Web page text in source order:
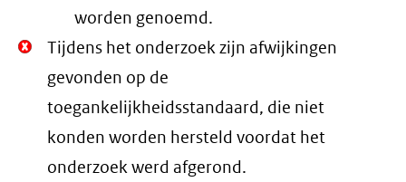
worden genoemd.
Niet
Oké.
Tijdens het onderzoek zijn afwijkingen
gevonden op de
toegankelijkheidsstandaard, die niet
konden worden hersteld voordat het
onderzoek werd afgerond.